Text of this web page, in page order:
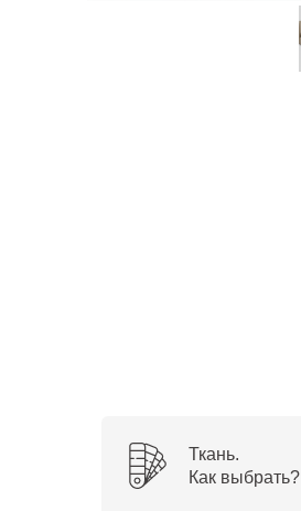
Ткань.
Как выбрать?